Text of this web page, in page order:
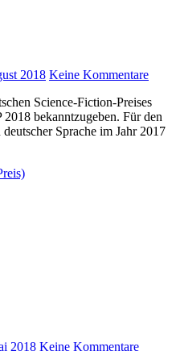
2018 Keine Kommentare
bekanntzugeben. Für den
Sprache im Jahr 2017
2018 Keine Kommentare